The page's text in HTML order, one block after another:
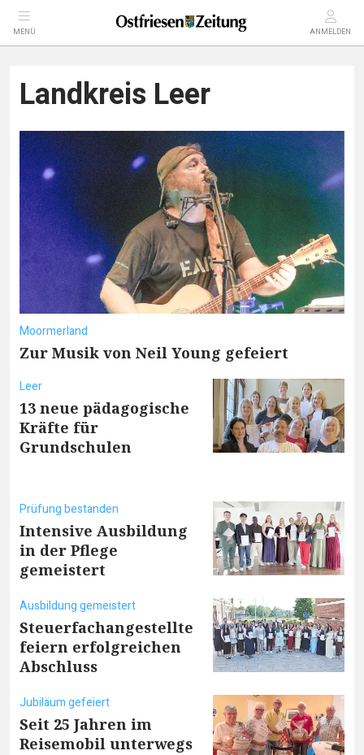
MENÜ ANMELDEN
Landkreis Leer
Moormerland
Zur Musik von Neil Young gefeiert
Leer
13 neue pädagogische
Kräfte für
Grundschulen
Prüfung bestanden
Intensive Ausbildung
in der Pflege
gemeistert
Ausbildung gemeistert
Steuerfachangestellte
feiern erfolgreichen
Abschluss
Jubiläum gefeiert
Seit 25 Jahren im
Reisemobil unterwegs